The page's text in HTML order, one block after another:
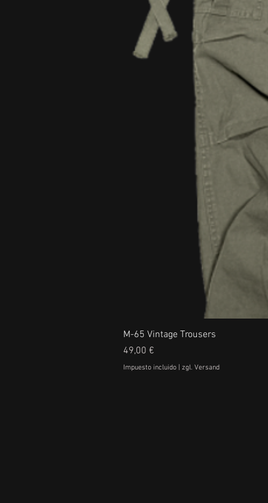
M-65 Vintage Trousers
Precio
49,00 €
Impuesto incluido zgl. Versand